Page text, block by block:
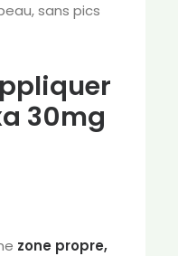
sans pics
30mg
zone propre,